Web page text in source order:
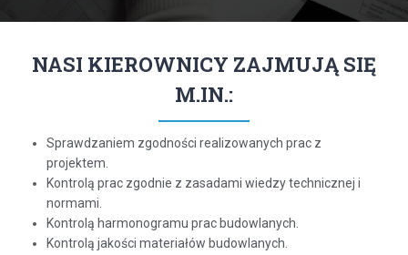
NASI KIEROWNICY ZAJMUJĄ SIĘ
M.IN.:
Sprawdzaniem zgodności realizowanych prac z
projektem.
Kontrolą prac zgodnie z zasadami wiedzy technicznej i
normami.
Kontrolą harmonogramu prac budowlanych.
Kontrolą jakości materiałów budowlanych.